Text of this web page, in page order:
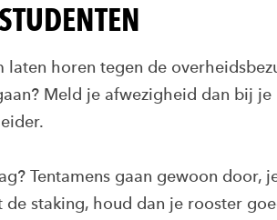
laten horen tegen de
Meld je afwezigheid dan bij je
Tentamens gaan gewoon door,
staking, houd dan je rooster